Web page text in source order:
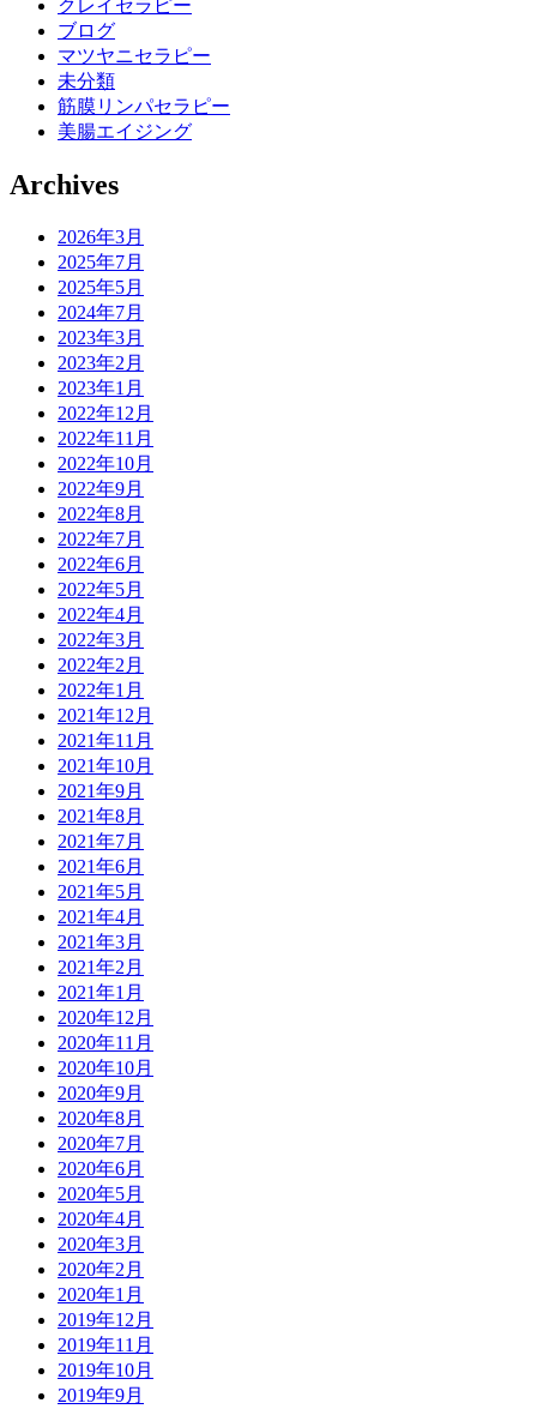
クレイセラピー
ブログ
マツヤニセラピー
未分類
筋膜リンパセラピー
美腸エイジング
Archives
2026年3月
2025年7月
2025年5月
2024年7月
2023年3月
2023年2月
2023年1月
2022年12月
2022年11月
2022年10月
2022年9月
2022年8月
2022年7月
2022年6月
2022年5月
2022年4月
2022年3月
2022年2月
2022年1月
2021年12月
2021年11月
2021年10月
2021年9月
2021年8月
2021年7月
2021年6月
2021年5月
2021年4月
2021年3月
2021年2月
2021年1月
2020年12月
2020年11月
2020年10月
2020年9月
2020年8月
2020年7月
2020年6月
2020年5月
2020年4月
2020年3月
2020年2月
2020年1月
2019年12月
2019年11月
2019年10月
2019年9月